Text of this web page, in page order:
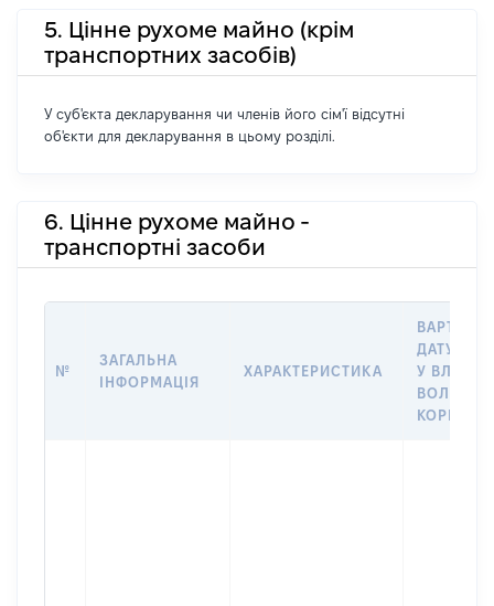
5. Цінне рухоме майно (крім
транспортних засобів)
У суб'єкта декларування чи членів його сім'ї відсутні
об'єкти для декларування в цьому розділі.
6. Цінне рухоме майно -
транспортні засоби
№
ЗАГАЛЬНА
ІНФОРМАЦІЯ
ХАРАКТЕРИСТИКА
ДАТУ
У